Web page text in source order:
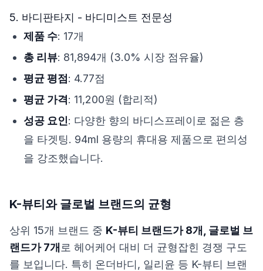
5. 바디판타지 - 바디미스트 전문성
제품 수: 17개
총 리뷰: 81,894개 (3.0% 시장 점유율)
평균 평점 : 4.77점
평균 가격: 11,200원 (합리적)
성공 요인: 다양한 향의 바디스프레이로 젊은 층
을 타겟팅. 94ml 용량의 휴대용 제품으로 편의성
을 강조했습니다.
K-뷰티와 글로벌 브랜드의 균형
상위 15개 브랜드 중 K-뷰티 브랜드가 8개, 글로벌 브
랜드가 7개 로 헤어케어 대비 더 균형잡힌 경쟁 구도
를 보입니다. 특히 온더바디, 일리윤 등 K-뷰티 브랜